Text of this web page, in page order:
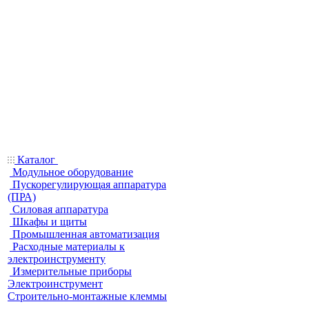
Каталог
Модульное оборудование
Пускорегулирующая аппаратура
(ПРА)
Силовая аппаратура
Шкафы и щиты
Промышленная автоматизация
Расходные материалы к
электроинструменту
Измерительные приборы
Электроинструмент
Строительно-монтажные клеммы